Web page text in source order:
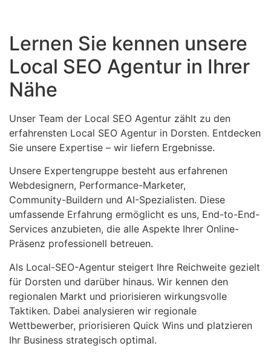
Lernen Sie kennen unsere
Local SEO Agentur in Ihrer
Nähe
Unser Team der Local SEO Agentur zählt zu den
erfahrensten Local SEO Agentur in Dorsten. Entdecken
Sie unsere Expertise – wir liefern Ergebnisse.
Unsere Expertengruppe besteht aus erfahrenen
Webdesignern, Performance-Marketer,
Community-Buildern und AI-Spezialisten. Diese
umfassende Erfahrung ermöglicht es uns, End-to-End-
Services anzubieten, die alle Aspekte Ihrer Online-
Präsenz professionell betreuen.
Als Local-SEO-Agentur steigert Ihre Reichweite gezielt
für Dorsten und darüber hinaus. Wir kennen den
regionalen Markt und priorisieren wirkungsvolle
Taktiken. Dabei analysieren wir regionale
Wettbewerber, priorisieren Quick Wins und platzieren
Ihr Business strategisch optimal.